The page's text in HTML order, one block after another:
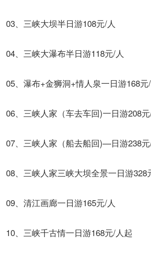
03、三峡大坝半日游108元/人
04、三峡大瀑布半日游118元/人
05、瀑布+金狮洞+情人泉一日游168元
06、三峡人家（车去车回)一日游208
07、三峡人家（船去船回)—日游238元
08、三峡人家三峡大坝全景一日游328
09、清江画廊一日游165元/人
10、三峡千古情一日游168元/人起